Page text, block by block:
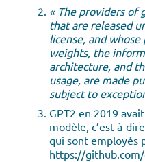
« The providers of
that are released
license, and
weights, the
architecture, and
usage, are made
subject to
GPT2 en 2019
modèle, c’est-à-
qui sont employés
https://